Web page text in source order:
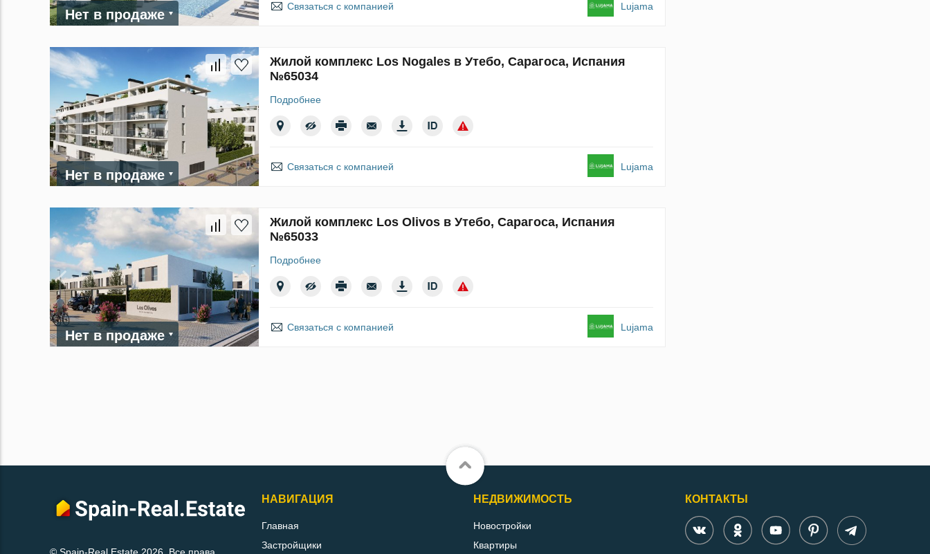
Нет в продаже
Связаться с компанией Lujama
Нет в продаже
Жилой комплекс Los Nogales в Утебо, Сарагоса, Испания
№65034
Подробнее
Связаться с компанией Lujama
Нет в продаже
Жилой комплекс Los Olivos в Утебо, Сарагоса, Испания
№65033
Подробнее
Связаться с компанией Lujama
НАВИГАЦИЯ
Главная
Застройщики
НЕДВИЖИМОСТЬ
Новостройки
Квартиры
КОНТАКТЫ